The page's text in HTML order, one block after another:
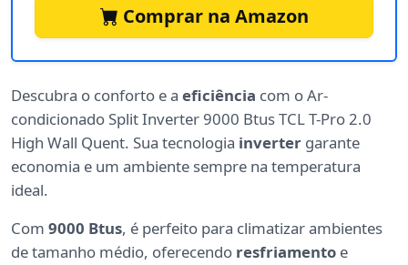
Comprar na Amazon
Descubra o conforto e a eficiência com o Ar-
condicionado Split Inverter 9000 Btus TCL T-Pro 2.0
High Wall Quent. Sua tecnologia inverter garante
economia e um ambiente sempre na temperatura
ideal.
Com 9000 Btus, é perfeito para climatizar ambientes
de tamanho médio, oferecendo resfriamento e